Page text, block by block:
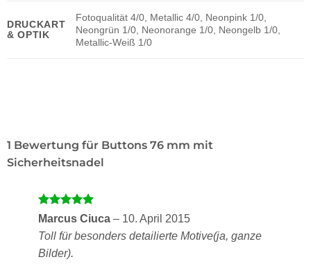
DRUCKART
& OPTIK
Fotoqualität 4/0, Metallic 4/0, Neonpink 1/0,
Neongrün 1/0, Neonorange 1/0, Neongelb 1/0,
Metallic-Weiß 1/0
1 Bewertung für Buttons 76 mm mit
Sicherheitsnadel
Bewertet
5
Marcus Ciuca – 10. April 2015
Toll für besonders detailierte Motive(ja, ganze
Bilder).